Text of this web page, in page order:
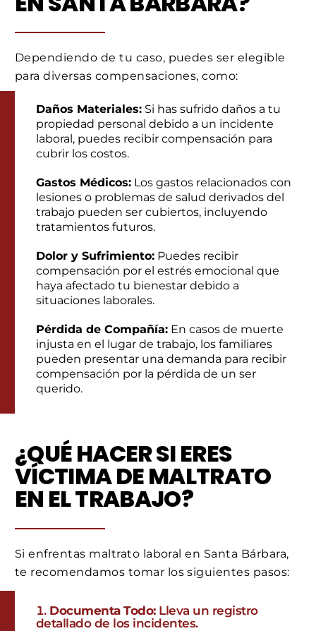
Dependiendo de tu caso, puedes ser elegible
para diversas compensaciones, como:
Daños Materiales: Si has sufrido daños a tu
propiedad personal debido a un incidente
laboral, puedes recibir compensación para
cubrir los costos.
Gastos Médicos: Los gastos relacionados con
lesiones o problemas de salud derivados del
trabajo pueden ser cubiertos, incluyendo
tratamientos futuros.
Dolor y Sufrimiento: Puedes recibir
compensación por el estrés emocional que
haya afectado tu bienestar debido a
situaciones laborales.
Pérdida de Compañía: En casos de muerte
injusta en el lugar de trabajo, los familiares
pueden presentar una demanda para recibir
compensación por la pérdida de un ser
querido.
¿QUÉ HACER SI ERES
VÍCTIMA DE MALTRATO
EN EL TRABAJO?
Si enfrentas maltrato laboral en Santa Bárbara,
te recomendamos tomar los siguientes pasos:
Documenta Todo:Lleva un registro
detallado de los incidentes.